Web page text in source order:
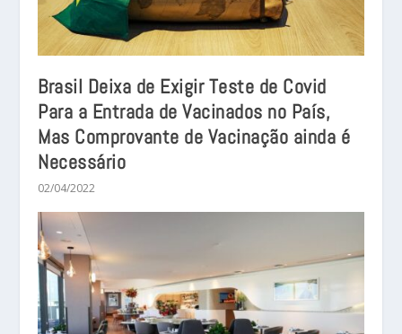
Brasil Deixa de Exigir Teste de Covid
Para a Entrada de Vacinados no País,
Mas Comprovante de Vacinação ainda é
Necessário
02/04/2022